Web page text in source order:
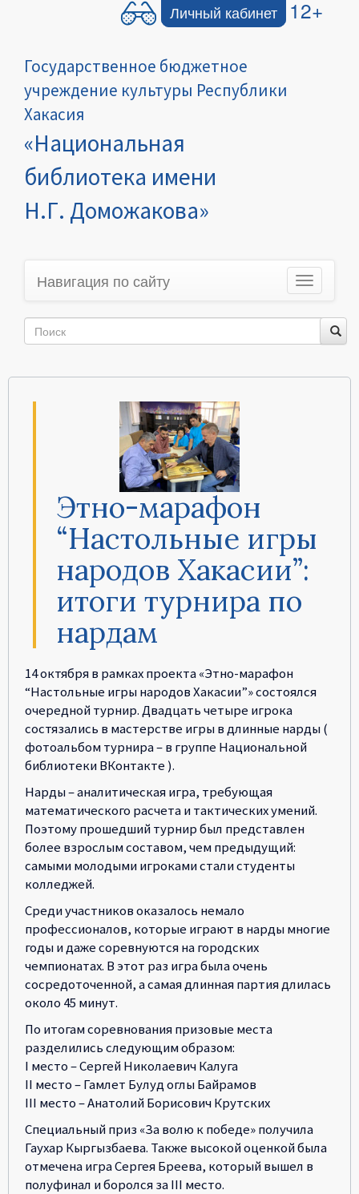
Личный кабинет 12+
Государственное бюджетное
учреждение культуры Республики
Хакасия
«Национальная
библиотека имени
Н.Г. Доможакова»
Toggle
navigation
Навигация по сайту
Этно-марафон
“Настольные игры
народов Хакасии”:
итоги турнира по
нардам
14 октября в рамках проекта «Этно-марафон
“Настольные игры народов Хакасии”» состоялся
очередной турнир. Двадцать четыре игрока
состязались в мастерстве игры в длинные нарды (
фотоальбом турнира – в группе Национальной
библиотеки ВКонтакте ).
Нарды – аналитическая игра, требующая
математического расчета и тактических умений.
Поэтому прошедший турнир был представлен
более взрослым составом, чем предыдущий:
самыми молодыми игроками стали студенты
колледжей.
Среди участников оказалось немало
профессионалов, которые играют в нарды многие
годы и даже соревнуются на городских
чемпионатах. В этот раз игра была очень
сосредоточенной, а самая длинная партия длилась
около 45 минут.
По итогам соревнования призовые места
разделились следующим образом:
I место – Сергей Николаевич Калуга
II место – Гамлет Булуд оглы Байрамов
III место – Анатолий Борисович Крутских
Специальный приз «За волю к победе» получила
Гаухар Кыргызбаева. Также высокой оценкой была
отмечена игра Сергея Бреева, который вышел в
полуфинал и боролся за III место.